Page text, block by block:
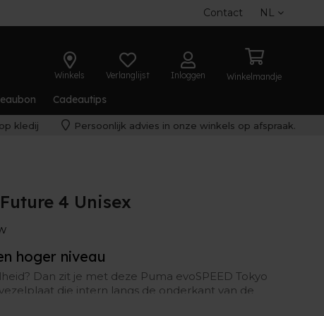
Contact NL
Winkels Verlanglijst Inloggen Winkelmandje
Cadeautips
kledij Persoonlijk advies in onze winkels op afspraak.
4 Unisex
hoger niveau
Dan zit je met deze Puma evoSPEED Tokyo
die intern langs de onderkant van de
om sneller en reactiever dan ooit te lopen.